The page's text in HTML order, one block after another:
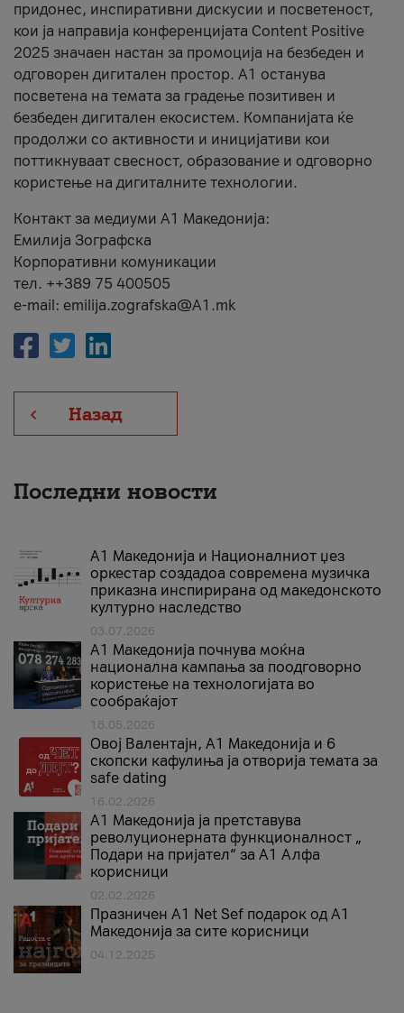
придонес, инспиративни дискусии и посветеност,
кои ја направија конференцијата Content Positive
2025 значаен настан за промоција на безбеден и
одговорен дигитален простор. А1 останува
посветена на темата за градење позитивен и
безбеден дигитален екосистем. Компанијата ќе
продолжи со активности и иницијативи кои
поттикнуваат свесност, образование и одговорно
користење на дигиталните технологии.
Контакт за медиуми А1 Македонија:
Емилија Зографска
Корпоративни комуникации
тел. ++389 75 400505
e-mail: emilija.zografska@A1.mk
Назад
Последни новости
А1 Македонија и Националниот џез
оркестар создадоа современа музичка
приказна инспирирана од македонското
културно наследство
03.07.2026
A1 Македонија почнува моќна
национална кампања за поодговорно
користење на технологијата во
сообраќајот
18.05.2026
Овој Валентајн, A1 Македонија и 6
скопски кафулиња ја отворија темата за
safe dating
16.02.2026
А1 Македонија ја претставува
револуционерната функционалност „
Подари на пријател“ за А1 Алфа
корисници
02.02.2026
Празничен A1 Net Sеf подарок од А1
Македонија за сите корисници
04.12.2025